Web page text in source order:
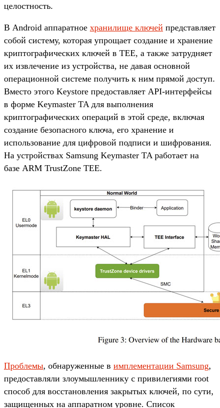
целостность.
В Android аппаратное хранилище ключей представляет
собой систему, которая упрощает создание и хранение
криптографических ключей в TEE, а также затрудняет
их извлечение из устройства, не давая основной
операционной системе получить к ним прямой доступ.
Вместо этого Keystore предоставляет API-интерфейсы
в форме Keymaster TA для выполнения
криптографических операций в этой среде, включая
создание безопасного ключа, его хранение и
использование для цифровой подписи и шифрования.
На устройствах Samsung Keymaster TA работает на
базе ARM TrustZone TEE.
Проблемы, обнаруженные в имплементации Samsung,
предоставляли злоумышленнику с привилегиями root
способ для восстановления закрытых ключей, по сути,
защищенных на аппаратном уровне. Список